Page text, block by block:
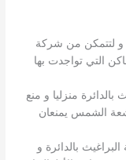
و لتتمكن من شركة
التي تواجدت بها
منزليا و منع
أشعة الشمس يمنعان
بالدائرة و